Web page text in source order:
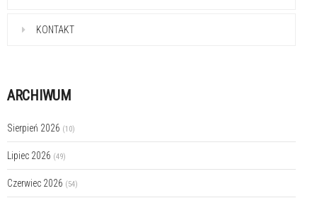
KONTAKT
ARCHIWUM
Sierpień 2026 (10)
Lipiec 2026 (49)
Czerwiec 2026 (54)